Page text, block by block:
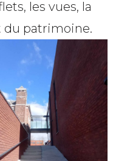
les vues, la
du patrimoine.